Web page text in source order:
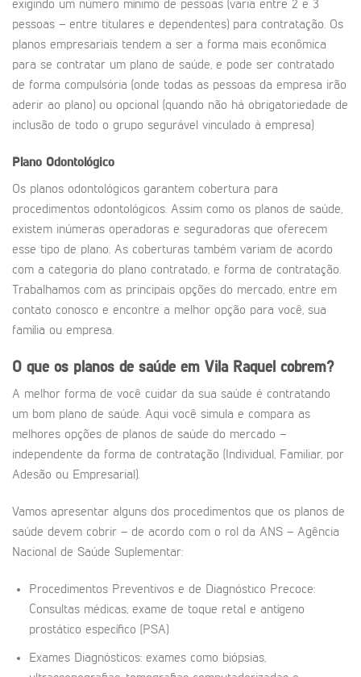
exigindo um número mínimo de pessoas (varia entre 2 e 3
pessoas – entre titulares e dependentes) para contratação. Os
planos empresariais tendem a ser a forma mais econômica
para se contratar um plano de saúde, e pode ser contratado
de forma compulsória (onde todas as pessoas da empresa irão
aderir ao plano) ou opcional (quando não há obrigatoriedade de
inclusão de todo o grupo segurável vinculado à empresa)
Plano Odontológico
Os planos odontológicos garantem cobertura para
procedimentos odontológicos. Assim como os planos de saúde,
existem inúmeras operadoras e seguradoras que oferecem
esse tipo de plano. As coberturas também variam de acordo
com a categoria do plano contratado, e forma de contratação.
Trabalhamos com as principais opções do mercado, entre em
contato conosco e encontre a melhor opção para você, sua
família ou empresa.
O que os planos de saúde em Vila Raquel cobrem?
A melhor forma de você cuidar da sua saúde é contratando
um bom plano de saúde. Aqui você simula e compara as
melhores opções de planos de saúde do mercado –
independente da forma de contratação (Individual, Familiar, por
Adesão ou Empresarial).
Vamos apresentar alguns dos procedimentos que os planos de
saúde devem cobrir – de acordo com o rol da ANS – Agência
Nacional de Saúde Suplementar:
Procedimentos Preventivos e de Diagnóstico Precoce:
Consultas médicas, exame de toque retal e antígeno
prostático específico (PSA)
Exames Diagnósticos: exames como biópsias,